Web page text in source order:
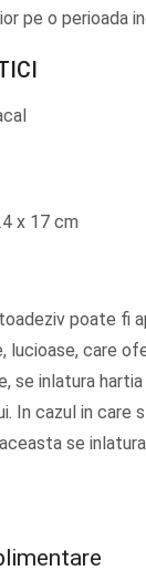
pe o perioada
x 17 cm
poate fi
care
se inlatura
In cazul in care
se